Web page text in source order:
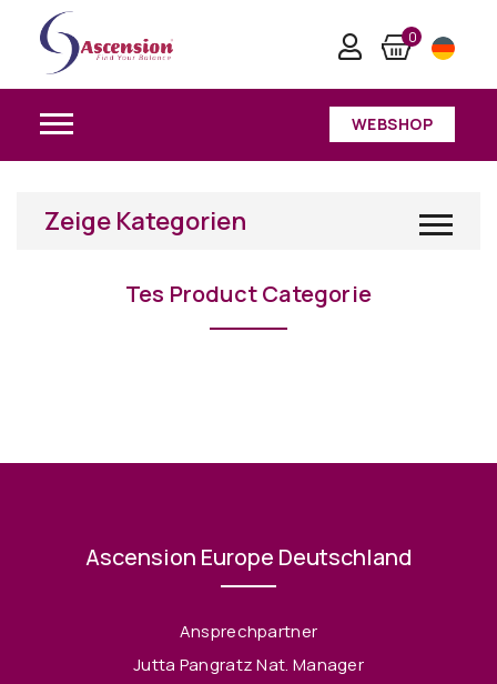
0
WEBSHOP
Zeige Kategorien
Tes Product Categorie
Ascension Europe Deutschland
Ansprechpartner
Jutta Pangratz Nat. Manager